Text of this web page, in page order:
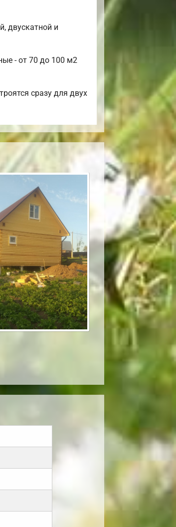
двускатной и
- от 70 до 100 м2
сразу для двух